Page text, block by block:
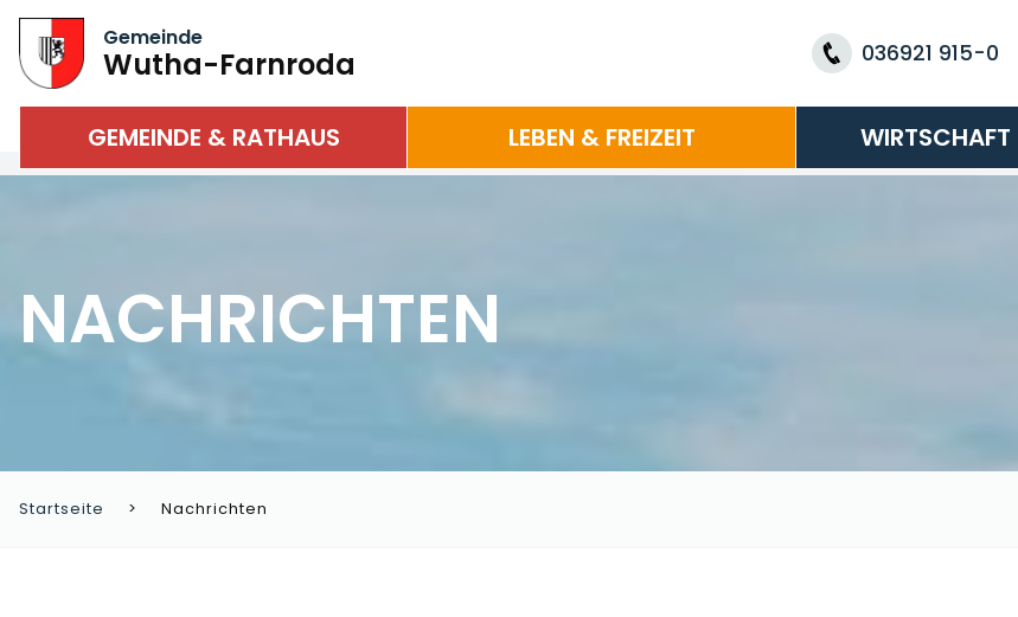
Gemeinde
Wutha-Farnroda 036921 915-0
GEMEINDE & RATHAUS LEBEN & FREIZEIT WIRTSCHAFT
NACHRICHTEN
Startseite Nachrichten